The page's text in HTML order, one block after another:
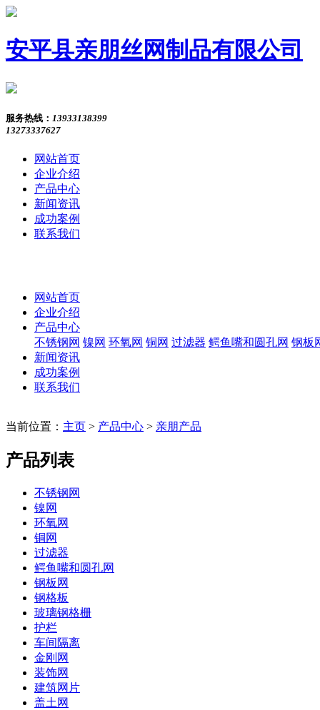
安平县亲朋丝网制品有限公司
服务热线： 13933138399
13273337627
网站首页
企业介绍
产品中心
新闻资讯
成功案例
联系我们
网站首页
企业介绍
产品中心
不锈钢网 镍网 环氧网 铜网 过滤器 鳄鱼嘴和圆孔网 钢板
新闻资讯
成功案例
联系我们
当前位置： 主页 > 产品中心 > 亲朋产品
产品列表
不锈钢网
镍网
环氧网
铜网
过滤器
鳄鱼嘴和圆孔网
钢板网
钢格板
玻璃钢格栅
护栏
车间隔离
金刚网
装饰网
建筑网片
盖土网